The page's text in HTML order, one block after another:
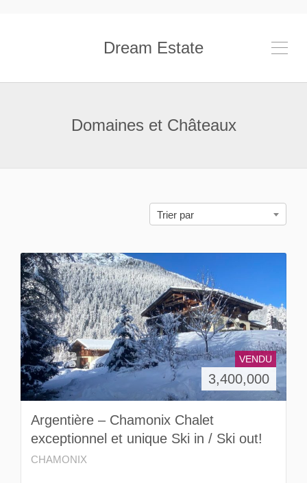
Dream Estate
Domaines et Châteaux
Trier par
VENDU
3,400,000
Argentière – Chamonix Chalet
exceptionnel et unique Ski in / Ski out!
CHAMONIX